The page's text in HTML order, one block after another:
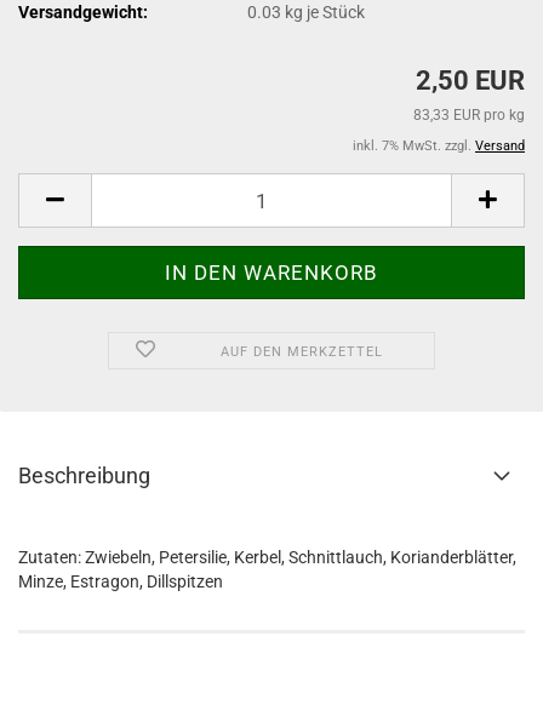
Versandgewicht: 0.03 kg je Stück
2,50 EUR
83,33 EUR pro kg
inkl. 7% MwSt. zzgl. Versand
AUF DEN MERKZETTEL
Beschreibung
Zutaten: Zwiebeln, Petersilie, Kerbel, Schnittlauch, Korianderblätter,
Minze, Estragon, Dillspitzen